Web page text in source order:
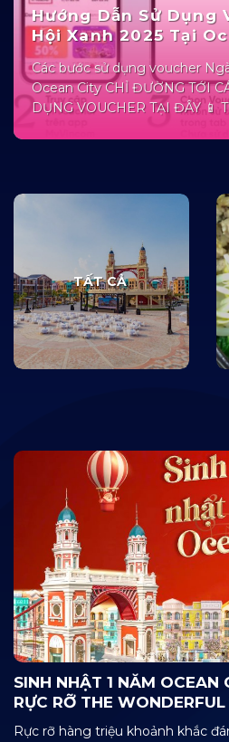
Hướng Dẫn Sử Dụng
Hội Xanh 2025 Tại
Các bước sử dụng voucher
Ocean City CHỈ ĐƯỜNG TỚI
DỤNG VOUCHER TẠI ĐÂY 📱
TẤT CẢ
SINH NHẬT 1 NĂM OCEAN
RỰC RỠ THE WONDERFUL
Rực rỡ hàng triệu khoảnh khắc